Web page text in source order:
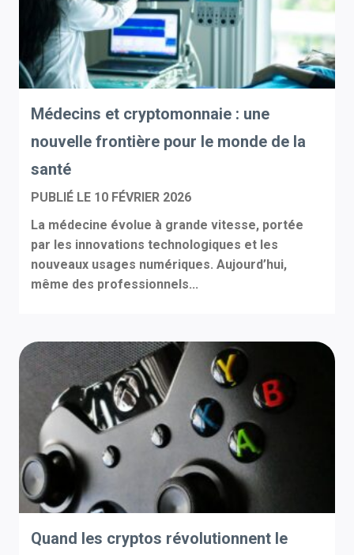
Médecins et cryptomonnaie : une
nouvelle frontière pour le monde de la
santé
PUBLIÉ LE 10 FÉVRIER 2026
La médecine évolue à grande vitesse, portée
par les innovations technologiques et les
nouveaux usages numériques. Aujourd’hui,
même des professionnels...
Quand les cryptos révolutionnent le